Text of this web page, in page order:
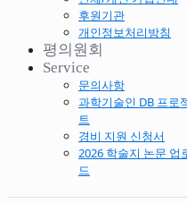
후원기관
개인정보처리방침
평의원회
Service
문의사항
과학기술인 DB 프로
트
경비 지원 신청서
2026 학술지 논문 업
드